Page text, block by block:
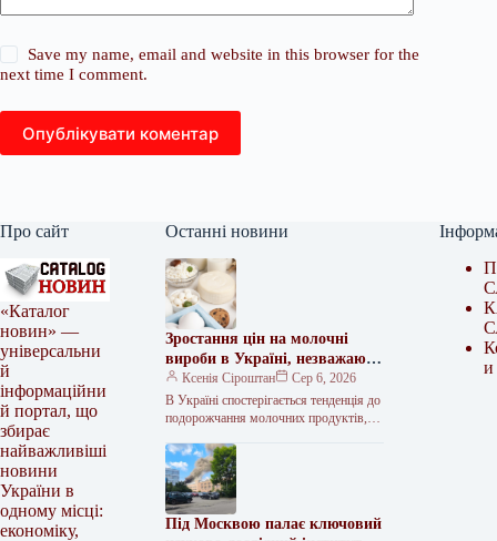
Save my name, email and website in this browser for the
next time I comment.
Опублікувати коментар
Про сайт
«Каталог
новин» —
універсальни
й
інформаційни
й портал, що
збирає
найважливіші
новини
України в
одному місці:
економіку,
Останні новини
Зростання цін на молочні
вироби в Україні, незважаючи
на зниження попиту – думка
представників галузі
Ксенія Сіроштан
Сер 6, 2026
В Україні спостерігається тенденція до
подорожчання молочних продуктів,
літнього періоду та протягом осінньо-
зимових місяців.…
Під Москвою палає ключовий
и